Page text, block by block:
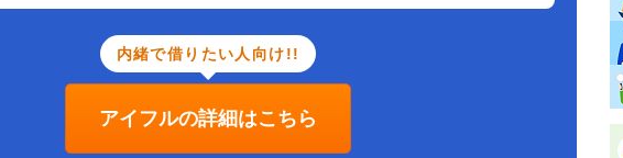
内緒で借りたい人向け!!
アイフルの詳細はこちら